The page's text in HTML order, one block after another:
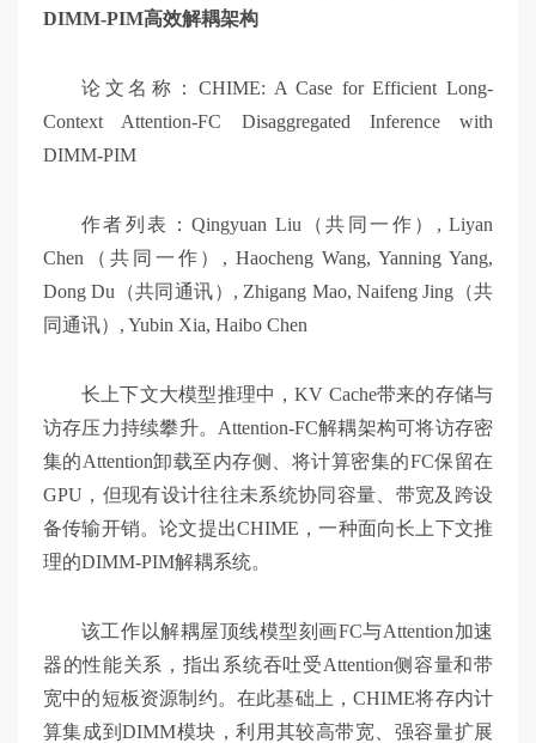
DIMM-PIM高效解耦架构
论文名称：CHIME: A Case for Efficient Long-
Context Attention-FC Disaggregated Inference with
DIMM-PIM
作者列表：Qingyuan Liu（共同一作）, Liyan
Chen（共同一作）, Haocheng Wang, Yanning Yang,
Dong Du（共同通讯）, Zhigang Mao, Naifeng Jing（共
同通讯）, Yubin Xia, Haibo Chen
长上下文大模型推理中，KV Cache带来的存储与
访存压力持续攀升。Attention-FC解耦架构可将访存密
集的Attention卸载至内存侧、将计算密集的FC保留在
GPU，但现有设计往往未系统协同容量、带宽及跨设
备传输开销。论文提出CHIME，一种面向长上下文推
理的DIMM-PIM解耦系统。
该工作以解耦屋顶线模型刻画FC与Attention加速
器的性能关系，指出系统吞吐受Attention侧容量和带
宽中的短板资源制约。在此基础上，CHIME将存内计
算集成到DIMM模块，利用其较高带宽、强容量扩展